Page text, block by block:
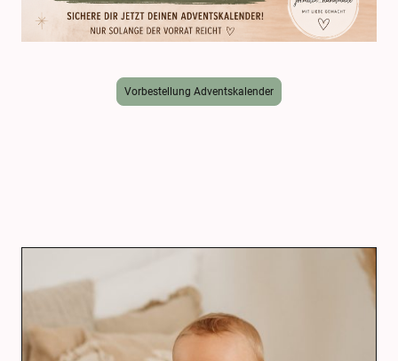
Vorbestellung Adventskalender